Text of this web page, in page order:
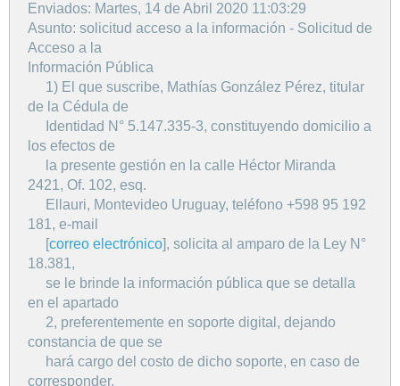
Enviados: Martes, 14 de Abril 2020 11:03:29
Asunto: solicitud acceso a la información - Solicitud de
Acceso a la
Información Pública
1) El que suscribe, Mathías González Pérez, titular
de la Cédula de
Identidad N° 5.147.335-3, constituyendo domicilio a
los efectos de
la presente gestión en la calle Héctor Miranda
2421, Of. 102, esq.
Ellauri, Montevideo Uruguay, teléfono +598 95 192
181, e-mail
[correo electrónico], solicita al amparo de la Ley N°
18.381,
se le brinde la información pública que se detalla
en el apartado
2, preferentemente en soporte digital, dejando
constancia de que se
hará cargo del costo de dicho soporte, en caso de
corresponder.